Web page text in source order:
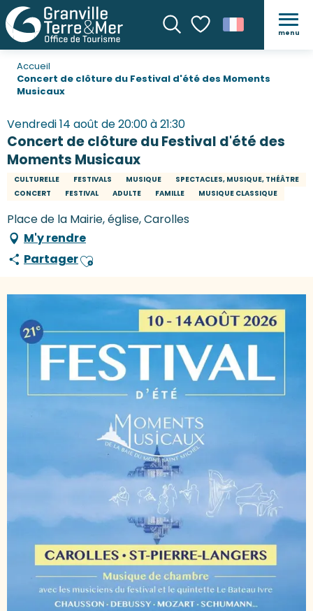
Recherche
Voir les favoris
menu
Accueil
Concert de clôture du Festival d'été des Moments
Musicaux
Vendredi 14 août de 20:00 à 21:30
Concert de clôture du Festival d'été des
Moments Musicaux
CULTURELLE FESTIVALS MUSIQUE
SPECTACLES, MUSIQUE, THÉÂTRE
CONCERT
FESTIVAL ADULTE FAMILLE MUSIQUE CLASSIQUE
Place de la Mairie, église, Carolles
M'y rendre
PartagerAjouter aux favoris